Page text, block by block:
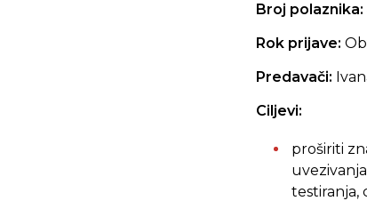
Broj polaznika:
Rok prijave:
Predavači:
Ciljevi:
proširiti
testiranja,